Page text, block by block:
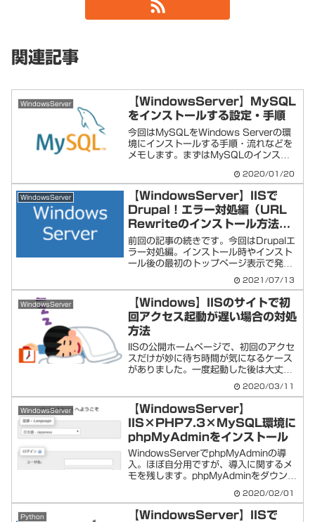
関連記事
WindowsServer
【WindowsServer】MySQL
をインストールする設定・手順
今回はMySQLをWindows Serverの環
境にインストールする手順・流れなどを
メモします。まずはMySQLのインスト
ンロードします。容量大きい方をDLしま
した。（小さい方は途中でDLする箇所が
ある...
2020/01/20
WindowsServer
【WindowsServer】IISで
Drupal！エラー対処編（URL
Rewriteのインストール方法等
も）
前回の記事の続きです。今回はDrupalエ
ラー対処編。インストール時やインスト
ール後の最初のトップページ表示で発生
Drupalインストール時のエラー PHP拡
張の「gd」が無効Drupalを使用するに
は、以...
2021/07/13
WindowsServer
【Windows】IISのサイトで初
回アクセス起動が遅い場合の対処
方法
IISの公開ホームページで、初回のアクセ
スだけが妙に待ち時間が気になるケース
がありました。一度起動した後は大丈夫
にワードプレスだと元々重めなので、せ
っかくググってきた人も帰っちゃいそ
う・・・。なんて気にな...
2020/03/11
WindowsServer
【WindowsServer】
IIS×PHP7.3×MySQL環境に
phpMyAdminをインストール
WindowsServerでphpMyAdminの導
入。ほぼ自分用ですが、導入に関するメ
モを残します。phpMyAdminをダウンロ
ンロード。バージョンは複数あります。
ZIPファイルのもので、容量...
2020/02/01
Python
【WindowsServer】IISで